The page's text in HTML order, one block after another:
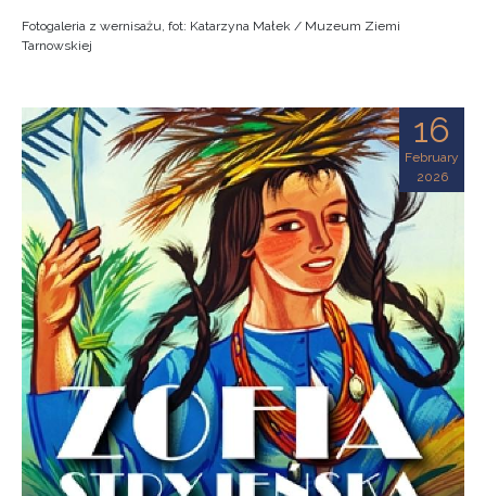
Fotogaleria z wernisażu, fot: Katarzyna Małek / Muzeum Ziemi
Tarnowskiej
16
February
2026